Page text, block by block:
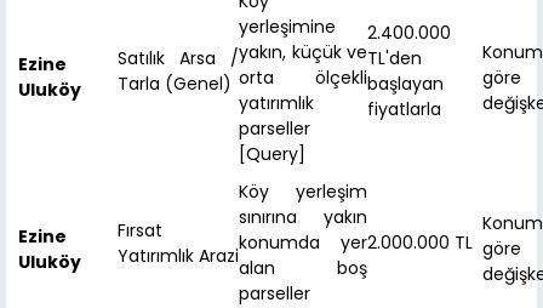
Ezine
Uluköy
Satılık Arsa /
Tarla (Genel)
yerleşimine
yakın, küçük ve
orta ölçekli
yatırımlık
parseller
[Query]
2.400.000
TL'den
başlayan
fiyatlarla
göre
Ezine
Uluköy
Fırsat
Yatırımlık Arazi
Köy yerleşim
sınırına yakın
konumda yer
alan boş
parseller
2.000.000 TL göre